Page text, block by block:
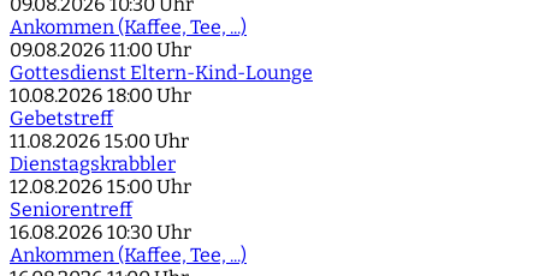
Ankommen (Kaffee, Tee, ...)
09.08.2026 11:00 Uhr
Gottesdienst Eltern-Kind-Lounge
10.08.2026 18:00 Uhr
Gebetstreff
11.08.2026 15:00 Uhr
Dienstagskrabbler
12.08.2026 15:00 Uhr
Seniorentreff
16.08.2026 10:30 Uhr
Ankommen (Kaffee, Tee, ...)